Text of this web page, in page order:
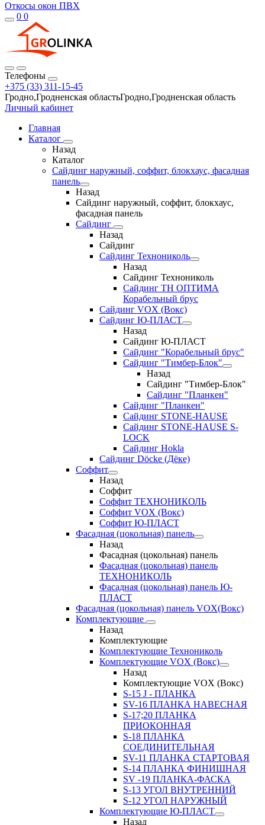
Откосы окон ПВХ
0 0
Телефоны
+375 (33) 311-15-45
Гродно,Гродненская областьГродно,Гродненская область
Личный кабинет
Главная
Каталог
Назад
Каталог
Сайдинг наружный, соффит, блокхаус, фасадная
панель
Назад
Сайдинг наружный, соффит, блокхаус,
фасадная панель
Сайдинг
Назад
Сайдинг
Сайдинг Технониколь
Назад
Сайдинг Технониколь
Сайдинг ТН ОПТИМА
Корабельный брус
Сайдинг VOX (Вокс)
Сайдинг Ю-ПЛАСТ
Назад
Сайдинг Ю-ПЛАСТ
Сайдинг "Корабельный брус"
Сайдинг "Тимбер-Блок"
Назад
Сайдинг "Тимбер-Блок"
Сайдинг "Планкен"
Сайдинг "Планкен"
Сайдинг STONE-HAUSE
Сайдинг STONE-HAUSE S-
LOCK
Сайдинг Hokla
Сайдинг Döcke (Дёке)
Соффит
Назад
Соффит
Соффит ТЕХНОНИКОЛЬ
Соффит VOX (Вокс)
Соффит Ю-ПЛАСТ
Фасадная (цокольная) панель
Назад
Фасадная (цокольная) панель
Фасадная (цокольная) панель
ТЕХНОНИКОЛЬ
Фасадная (цокольная) панель Ю-
ПЛАСТ
Фасадная (цокольная) панель VOX(Вокс)
Комплектующие
Назад
Комплектующие
Комплектующие Технониколь
Комплектующие VOX (Вокс)
Назад
Комплектующие VOX (Вокс)
S-15 J - ПЛАНКА
SV-16 ПЛАНКА НАВЕСНАЯ
S-17;20 ПЛАНКА
ПРИОКОННАЯ
S-18 ПЛАНКА
СОЕДИНИТЕЛЬНАЯ
SV-11 ПЛАНКА СТАРТОВАЯ
S-14 ПЛАНКА ФИНИШНАЯ
SV -19 ПЛАНКА-ФАСКА
S-13 УГОЛ ВНУТРЕННИЙ
S-12 УГОЛ НАРУЖНЫЙ
Комплектующие Ю-ПЛАСТ
Назад